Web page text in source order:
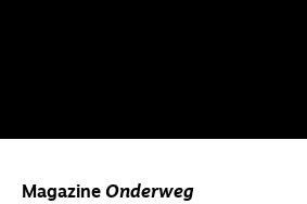
Magazine Onderweg